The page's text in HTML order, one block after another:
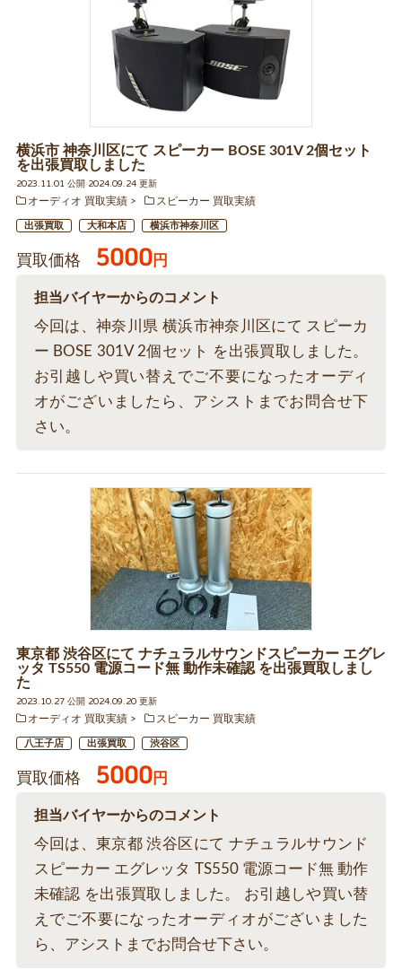
横浜市 神奈川区にて スピーカー BOSE 301V 2個セット
を出張買取しました
2023.11.01 公開 2024.09.24 更新
オーディオ 買取実績
スピーカー 買取実績
出張買取 大和本店 横浜市神奈川区
買取価格 5000円
担当バイヤーからのコメント
今回は、神奈川県 横浜市神奈川区にて スピーカ
ー BOSE 301V 2個セット を出張買取しました。
お引越しや買い替えでご不要になったオーディ
オがございましたら、アシストまでお問合せ下
さい。
東京都 渋谷区にて ナチュラルサウンドスピーカー エグレ
ッタ TS550 電源コード無 動作未確認 を出張買取しまし
た
2023.10.27 公開 2024.09.20 更新
オーディオ 買取実績
スピーカー 買取実績
八王子店 出張買取 渋谷区
買取価格 5000円
担当バイヤーからのコメント
今回は、東京都 渋谷区にて ナチュラルサウンド
スピーカー エグレッタ TS550 電源コード無 動作
未確認 を出張買取しました。 お引越しや買い替
えでご不要になったオーディオがございました
ら、アシストまでお問合せ下さい。